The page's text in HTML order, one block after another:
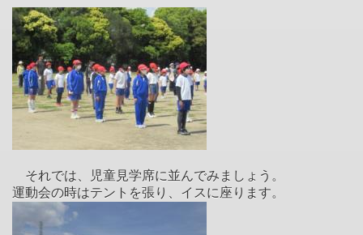
それでは、児童見学席に並んでみましょう。
運動会の時はテントを張り、イスに座ります。